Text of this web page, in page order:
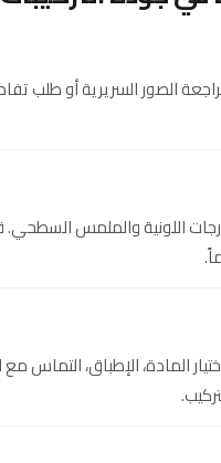
الصور السريرية أو طلب
اللونية والملمس
المادة، الإطباق، التماس